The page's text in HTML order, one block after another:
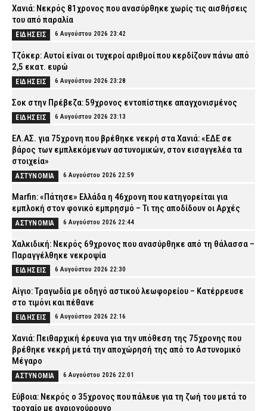
Χανιά: Νεκρός 81χρονος που ανασύρθηκε χωρίς τις αισθήσεις
του από παραλία
ΕΙΔΗΣΕΙΣ 6 Αυγούστου 2026 23:42
Τζόκερ: Αυτοί είναι οι τυχεροί αριθμοί που κερδίζουν πάνω από
2,5 εκατ. ευρώ
ΕΙΔΗΣΕΙΣ 6 Αυγούστου 2026 23:28
Σοκ στην Πρέβεζα: 59χρονος εντοπίστηκε απαγχονισμένος
ΕΙΔΗΣΕΙΣ 6 Αυγούστου 2026 23:13
ΕΛ.ΑΣ. για 75χρονη που βρέθηκε νεκρή στα Χανιά: «ΕΔΕ σε
βάρος των εμπλεκόμενων αστυνομικών, στον εισαγγελέα τα
στοιχεία»
ΑΣΤΥΝΟΜΙΑ 6 Αυγούστου 2026 22:59
Marfin: «Πάτησε» Ελλάδα η 46χρονη που κατηγορείται για
εμπλοκή στον φονικό εμπρησμό – Τι της αποδίδουν οι Αρχές
ΑΣΤΥΝΟΜΙΑ 6 Αυγούστου 2026 22:44
Χαλκιδική: Νεκρός 69χρονος που ανασύρθηκε από τη θάλασσα –
Παραγγέλθηκε νεκροψία
ΕΙΔΗΣΕΙΣ 6 Αυγούστου 2026 22:30
Αίγιο: Τραγωδία με οδηγό αστικού λεωφορείου – Κατέρρευσε
στο τιμόνι και πέθανε
ΕΙΔΗΣΕΙΣ 6 Αυγούστου 2026 22:16
Χανιά: Πειθαρχική έρευνα για την υπόθεση της 75χρονης που
βρέθηκε νεκρή μετά την αποχώρησή της από το Αστυνομικό
Μέγαρο
ΑΣΤΥΝΟΜΙΑ 6 Αυγούστου 2026 22:01
Εύβοια: Νεκρός ο 35χρονος που πάλευε για τη ζωή του μετά το
τροχαίο με αγριογούρουνο